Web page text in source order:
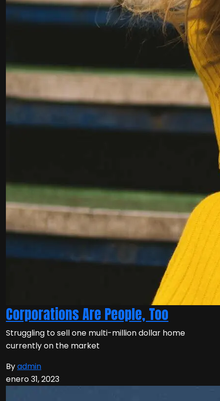
Corporations Are People, Too
Struggling to sell one multi-million dollar home
currently on the market
Byadmin
enero 31, 2023